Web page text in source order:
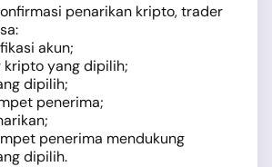
penarikan kripto, trader
akun;
kripto yang dipilih;
dipilih;
penerima;
penerima mendukung
dipilih.